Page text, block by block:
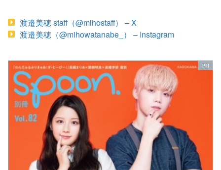
渡邉美穂 staff（@mihostaff） – X
渡邉美穂（@mihowatanabe_） – Instagram